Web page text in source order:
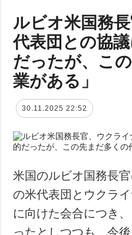
ルビオ米国務
代表団との協
だったが、こ
業がある」
30.11.2025 22:52
米国のルビオ国務長
の米代表団とウクラ
に向けた会合につき
ったとしつつも、今